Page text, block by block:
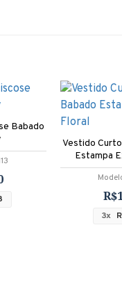
Babado
Vestido
Estampa
3x